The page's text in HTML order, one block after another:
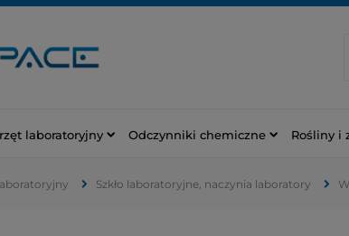
laboratoryjny Odczynniki chemiczne Rośliny i
Szkło laboratoryjne, naczynia laboratory